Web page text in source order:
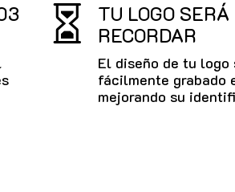

TU LOGO
RECORDAR
El diseño de tu logo
fácilmente grabado
mejorando su